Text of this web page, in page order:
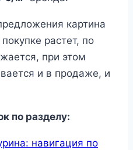
картина
растет, по
при этом
и в продаже, и
по разделу:
навигация по